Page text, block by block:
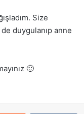
Size
duygulanıp anne
🙂